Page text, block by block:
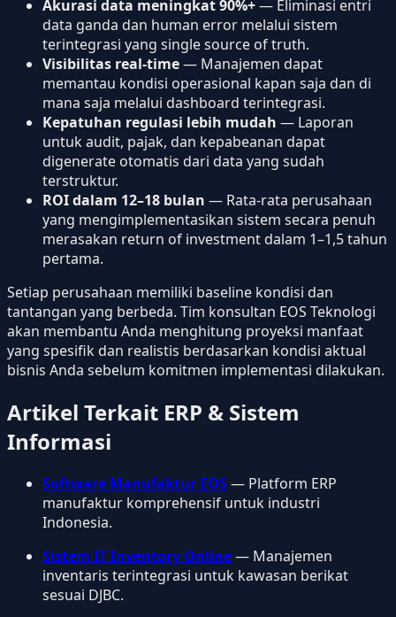
Akurasi data meningkat 90%+— Eliminasi entri
data ganda dan human error melalui sistem
terintegrasi yang single source of truth.
Visibilitas real-time— Manajemen dapat
memantau kondisi operasional kapan saja dan di
mana saja melalui dashboard terintegrasi.
Kepatuhan regulasi lebih mudah — Laporan
untuk audit, pajak, dan kepabeanan dapat
digenerate otomatis dari data yang sudah
terstruktur.
ROI dalam 12–18 bulan — Rata-rata perusahaan
yang mengimplementasikan sistem secara penuh
merasakan return of investment dalam 1–1,5 tahun
pertama.
Setiap perusahaan memiliki baseline kondisi dan
tantangan yang berbeda. Tim konsultan EOS Teknologi
akan membantu Anda menghitung proyeksi manfaat
yang spesifik dan realistis berdasarkan kondisi aktual
bisnis Anda sebelum komitmen implementasi dilakukan.
Artikel Terkait ERP & Sistem
Informasi
Software Manufaktur EOS— Platform ERP
manufaktur komprehensif untuk industri
Indonesia.
Sistem IT Inventory Online— Manajemen
inventaris terintegrasi untuk kawasan berikat
sesuai DJBC.